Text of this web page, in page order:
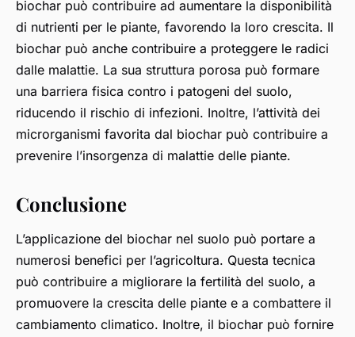
biochar può contribuire ad aumentare la disponibilità
di nutrienti per le piante, favorendo la loro crescita. Il
biochar può anche contribuire a proteggere le radici
dalle malattie. La sua struttura porosa può formare
una barriera fisica contro i patogeni del suolo,
riducendo il rischio di infezioni. Inoltre, l’attività dei
microrganismi favorita dal biochar può contribuire a
prevenire l’insorgenza di malattie delle piante.
Conclusione
L’applicazione del biochar nel suolo può portare a
numerosi benefici per l’agricoltura. Questa tecnica
può contribuire a migliorare la fertilità del suolo, a
promuovere la crescita delle piante e a combattere il
cambiamento climatico. Inoltre, il biochar può fornire